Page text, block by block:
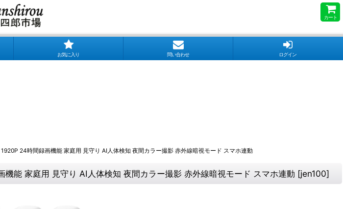
カート
お気に入り 問い合わせ ログイン
24時間録画機能 家庭用 見守り AI人体検知 夜間カラー撮影 赤外線暗視モード スマホ連動
能 家庭用 見守り AI人体検知 夜間カラー撮影 赤外線暗視モード スマホ連動 [jen100]